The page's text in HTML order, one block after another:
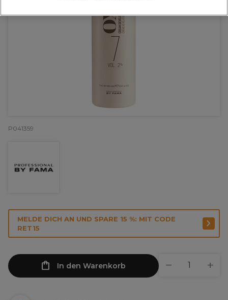
P041359
MELDE DICH AN UND SPARE 15 %: MIT CODE
RET15
In den Warenkorb